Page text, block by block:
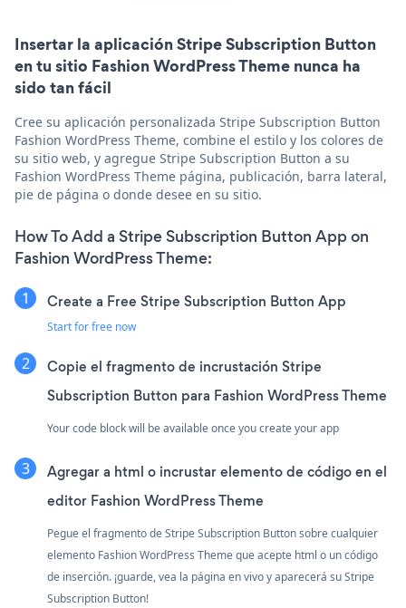
Insertar la aplicación Stripe Subscription Button
en tu sitio Fashion WordPress Theme nunca ha
sido tan fácil
Cree su aplicación personalizada Stripe Subscription Button
Fashion WordPress Theme, combine el estilo y los colores de
su sitio web, y agregue Stripe Subscription Button a su
Fashion WordPress Theme página, publicación, barra lateral,
pie de página o donde desee en su sitio.
How To Add a Stripe Subscription Button App on
Fashion WordPress Theme:
Create a Free Stripe Subscription Button App
Start for free now
Copie el fragmento de incrustación Stripe
Subscription Button para Fashion WordPress Theme
Your code block will be available once you create your app
Agregar a html o incrustar elemento de código en el
editor Fashion WordPress Theme
Pegue el fragmento de Stripe Subscription Button sobre cualquier
elemento Fashion WordPress Theme que acepte html o un código
de inserción. ¡guarde, vea la página en vivo y aparecerá su Stripe
Subscription Button!